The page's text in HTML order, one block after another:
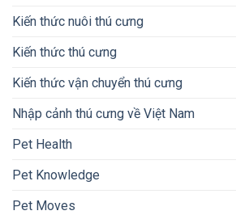
Kiến thức nuôi thú cưng
Kiến thức thú cưng
Kiến thức vận chuyển thú cưng
Nhập cảnh thú cưng về Việt Nam
Pet Health
Pet Knowledge
Pet Moves